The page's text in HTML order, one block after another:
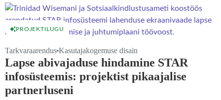
PROJEKTILUGU
Tarkvaraarendus Kasutajakogemuse disain
Lapse abivajaduse hindamine STAR
infosüsteemis: projektist pikaajalise
partnerluseni